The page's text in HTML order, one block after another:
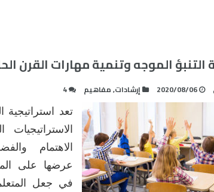
التنبؤ الموجه وتنمية مهارات القرن
2020/08/06 إرشادات,مفاهيم 4
تعد استراتيجية
الاهتمام
عرضها على
في جعل